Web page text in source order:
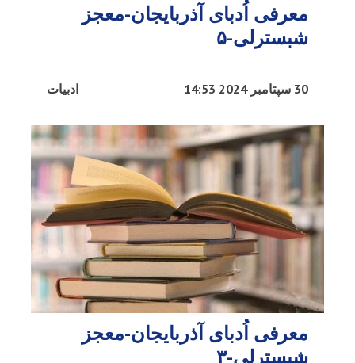
معرفی اُدبا‌ی آذربایجان-معجز
شبسترلی-۵
ادبیات 30 سپتامبر 2024 14:53
معرفی اُدبا‌ی آذربایجان-معجز
شبسترلی-۳